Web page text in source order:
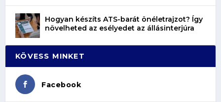
Hogyan készíts ATS-barát önéletrajzot? Így
növelheted az esélyedet az állásinterjúra
KÖVESS MINKET
Facebook